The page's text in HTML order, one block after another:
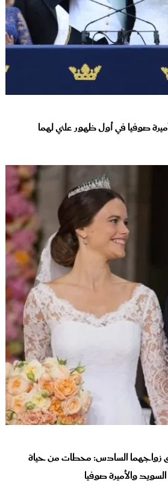
صوفيا في أول ظهور علني لهما
زواجهما السادس: محطات من حياة
والأميرة صوفيا